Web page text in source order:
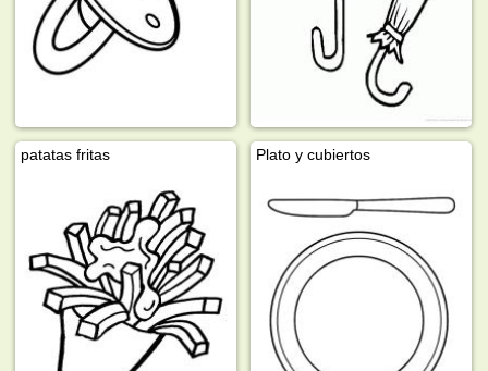
patatas fritas Plato y cubiertos